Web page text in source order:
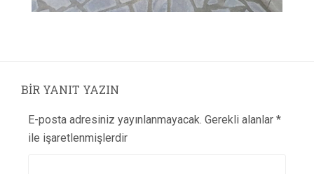
BIR YANIT YAZIN
E-posta adresiniz yayınlanmayacak. Gerekli alanlar *
ile işaretlenmişlerdir